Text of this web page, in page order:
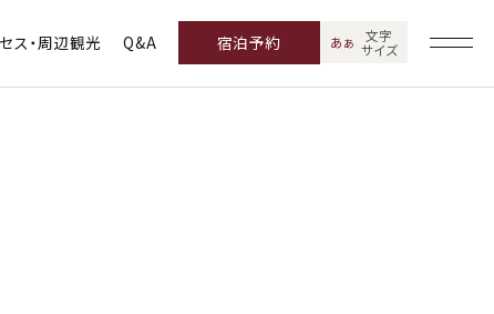
ス・周辺観光 Q&A 宿泊予約 あ あ 文字
サイズ